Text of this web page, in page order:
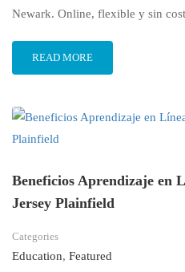
Newark. Online, flexible y sin
READ MORE
Beneficios Aprendizaje en
Jersey Plainfield
Categories
Education, Featured